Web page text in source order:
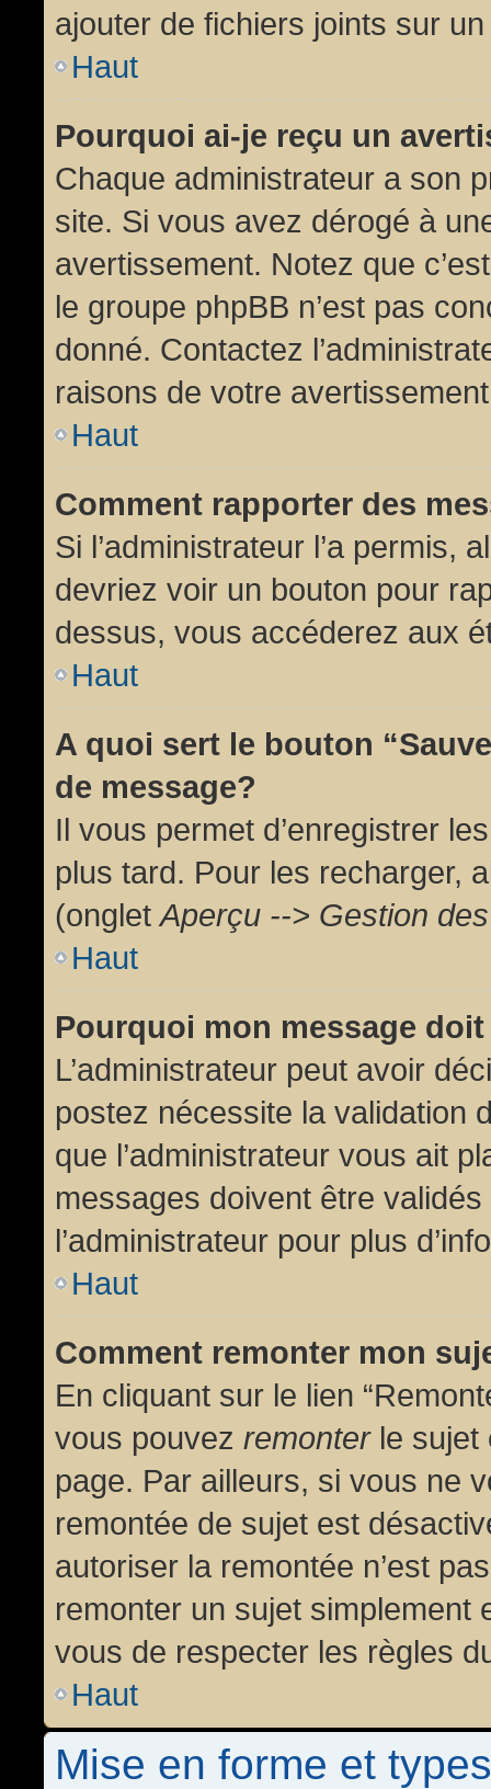
ajouter de fichiers joints sur
Haut
Pourquoi ai-je reçu un
Chaque administrateur a son
site. Si vous avez dérogé à
avertissement. Notez que
le groupe phpBB n’est pas
donné. Contactez
raisons de votre
Haut
Comment rapporter des
Si l’administrateur l’a permis,
devriez voir un bouton pour
dessus, vous accéderez aux
Haut
A quoi sert le bouton
de message?
Il vous permet d’enregistrer
plus tard. Pour les recharger,
(ongletAperçu --> Gestion
Haut
Pourquoi mon message
L’administrateur peut avoir
postez nécessite la validation
que l’administrateur vous ait
messages doivent être
l’administrateur pour plus
Haut
Comment remonter mon
En cliquant sur le lien
vous pouvez remonterle sujet
page. Par ailleurs, si vous ne
remontée de sujet est
autoriser la remontée n’est
remonter un sujet simplement
vous de respecter les règles
Haut
Mise en forme et